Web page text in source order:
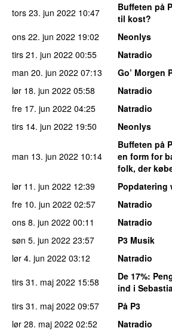
tors 23. jun 2022 10:47 Buffeten på
til kost?
ons 22. jun 2022 19:02
Neonlys
tirs 21. jun 2022 00:55
Natradio
man 20. jun 2022 07:13
Go’ Morgen
lør 18. jun 2022 05:58
Natradio
fre 17. jun 2022 04:25
Natradio
tirs 14. jun 2022 19:50 Neonlys
man 13. jun 2022 10:14
Buffeten på
en form for
folk, der
lør 11. jun 2022 12:39
Popdatering
fre 10. jun 2022 02:57
Natradio
ons 8. jun 2022 00:11
Natradio
søn 5. jun 2022 23:57
P3 Musik
lør 4. jun 2022 03:12
Natradio
tirs 31. maj 2022 15:58 De 17%:
ind i
tirs 31. maj 2022 09:57
På P3
lør 28. maj 2022 02:52
Natradio